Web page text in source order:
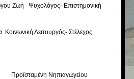
Ψυχολόγος- Επιστημονική
Λειτουργός- Στέλεχος
Νηπιαγωγείου